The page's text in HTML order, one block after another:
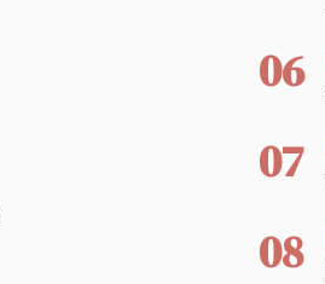
06
07
08